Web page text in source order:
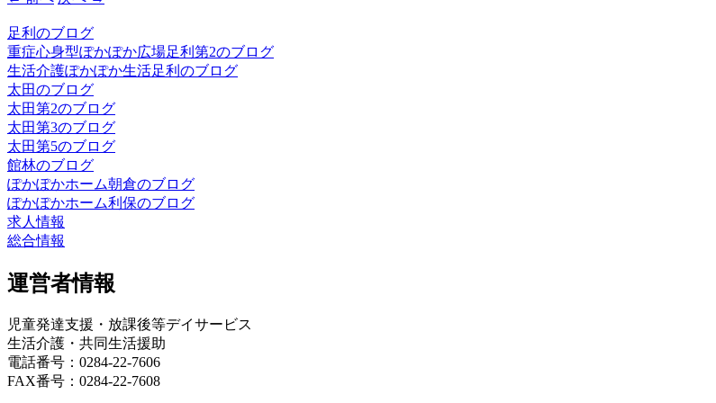
足利のブログ
重症心身型ぽかぽか広場足利第2のブログ
生活介護ぽかぽか生活足利のブログ
太田のブログ
太田第2のブログ
太田第3のブログ
太田第5のブログ
館林のブログ
ぽかぽかホーム朝倉のブログ
ぽかぽかホーム利保のブログ
求人情報
総合情報
運営者情報
児童発達支援・放課後等デイサービス
生活介護・共同生活援助
電話番号：0284-22-7606
FAX番号：0284-22-7608